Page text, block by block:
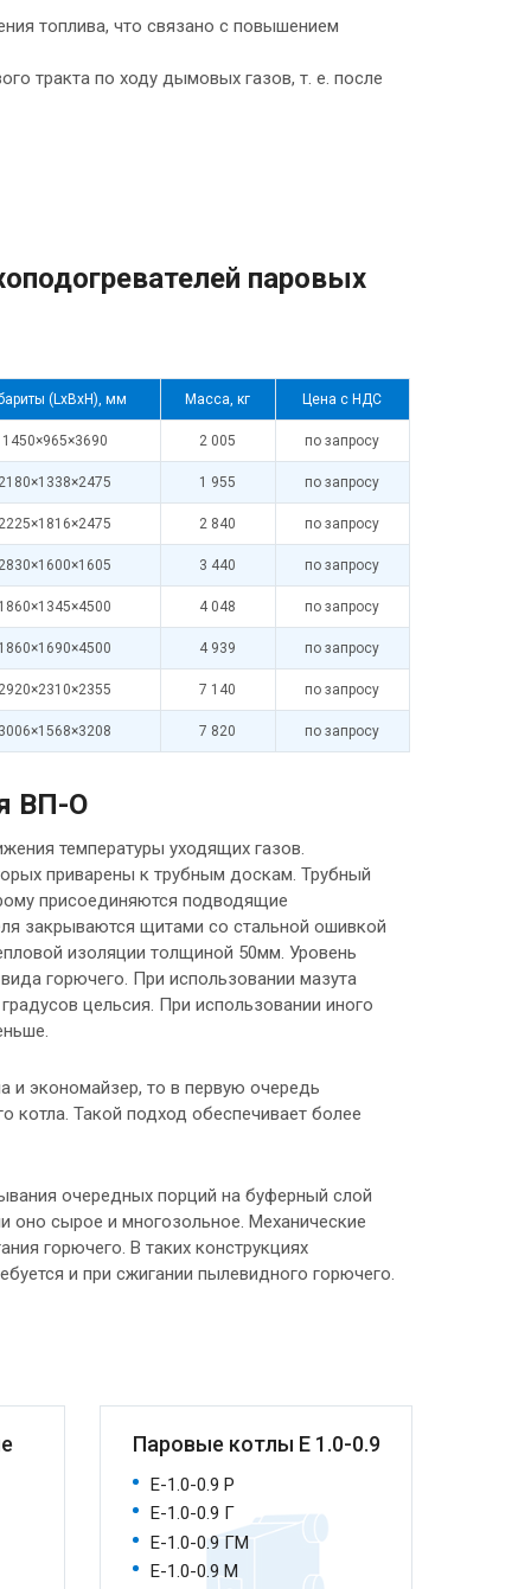
топлива, что связано с повышением
тракта по ходу дымовых газов, т. е. после
паровых
(LxBxH), мм Масса, кг Цена с НДС
1450×965×3690 2 005 по запросу
2180×1338×2475 1 955 по запросу
2225×1816×2475 2 840 по запросу
2830×1600×1605 3 440 по запросу
1860×1345×4500 4 048 по запросу
1860×1690×4500 4 939 по запросу
2920×2310×2355 7 140 по запросу
3006×1568×3208 7 820 по запросу
ВП-О
температуры уходящих газов.
приварены к трубным доскам. Трубный
присоединяются подводящие
закрываются щитами со стальной ошивкой
изоляции толщиной 50мм. Уровень
горючего. При использовании мазута
цельсия. При использовании иного
и экономайзер, то в первую очередь
котла. Такой подход обеспечивает более
очередных порций на буферный слой
оно сырое и многозольное. Механические
горючего. В таких конструкциях
и при сжигании пылевидного горючего.
Паровые котлы E 1.0-0.9
Е-1.0-0.9 Р
Е-1.0-0.9 Г
Е-1.0-0.9 ГМ
Е-1.0-0.9 М